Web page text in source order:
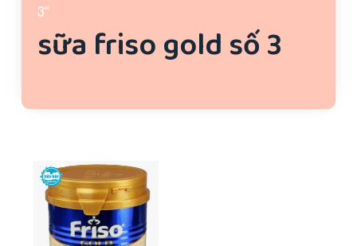
3”
sữa friso gold số 3
-33%